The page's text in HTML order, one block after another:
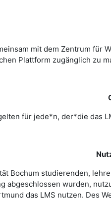
mit dem Zentrum für
Plattform zugänglich zu
für jede*n, der*die das
Bochum studierenden,
abgeschlossen wurden,
das LMS nutzen. Des